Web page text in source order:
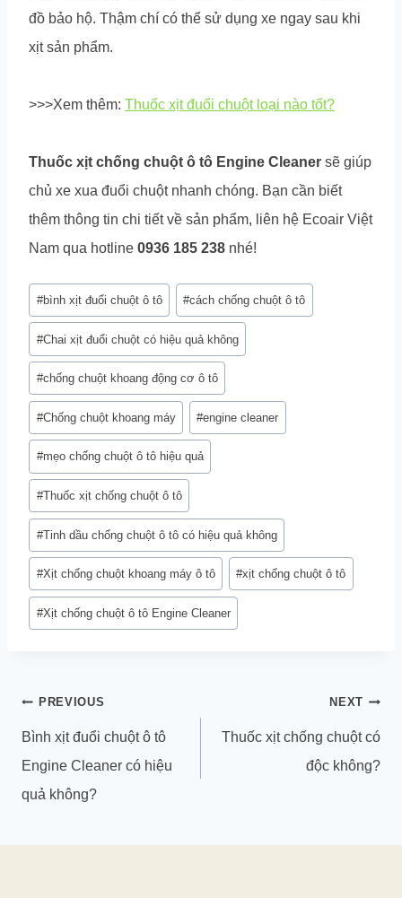
đồ bảo hộ. Thậm chí có thể sử dụng xe ngay sau khi
xịt sản phẩm.
>>>Xem thêm: Thuốc xịt đuổi chuột loại nào tốt?
Thuốc xịt chống chuột ô tô Engine Cleaner sẽ giúp
chủ xe xua đuổi chuột nhanh chóng. Bạn cần biết
thêm thông tin chi tiết về sản phẩm, liên hệ Ecoair Việt
Nam qua hotline 0936 185 238 nhé!
Post
Tags:
#bình xịt đuổi chuột ô tô #cách chống chuột ô tô
#Chai xịt đuổi chuột có hiệu quả không
#chống chuột khoang động cơ ô tô
#Chống chuột khoang máy #engine cleaner
#mẹo chống chuột ô tô hiệu quả
#Thuốc xịt chống chuột ô tô
#Tinh dầu chống chuột ô tô có hiệu quả không
#Xịt chống chuột khoang máy ô tô #xịt chống chuột ô tô
#Xịt chống chuột ô tô Engine Cleaner
Điều
hướng
bài
viết
PREVIOUS
Bình xịt đuổi chuột ô tô
Engine Cleaner có hiệu
quả không?
NEXT
Thuốc xịt chống chuột có
độc không?